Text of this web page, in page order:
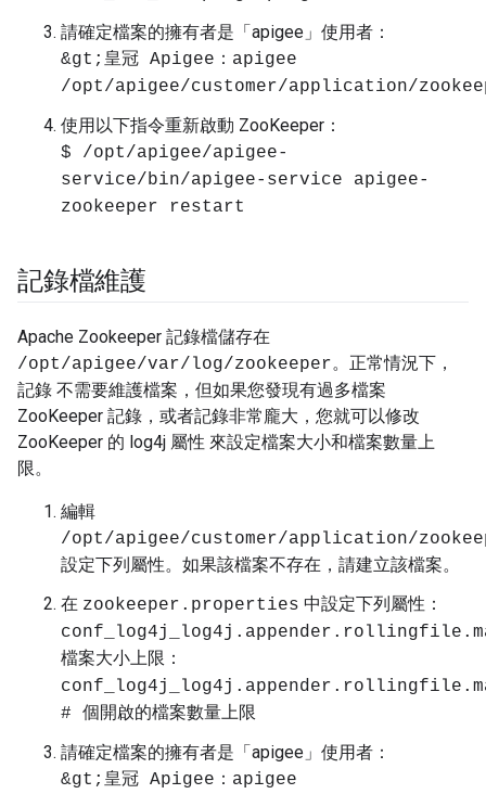
請確定檔案的擁有者是「apigee」使用者：
&gt;皇冠 Apigee：apigee
/opt/apigee/customer/application/
使用以下指令重新啟動 ZooKeeper：
$ /opt/apigee/apigee-
service/bin/apigee-service apigee-
zookeeper restart
記錄檔維護
Apache Zookeeper 記錄檔儲存在
/opt/apigee/var/log/zookeeper。正常情況下，
記錄 不需要維護檔案，但如果您發現有過多檔案
ZooKeeper 記錄，或者記錄非常龐大，您就可以修改
ZooKeeper 的 log4j 屬性 來設定檔案大小和檔案數量上
限。
編輯
/opt/apigee/customer/application/
設定下列屬性。如果該檔案不存在，請建立該檔案。
在 zookeeper.properties 中設定下列屬性：
檔案大小上限：
# 個開啟的檔案數量上限
請確定檔案的擁有者是「apigee」使用者：
&gt;皇冠 Apigee：apigee